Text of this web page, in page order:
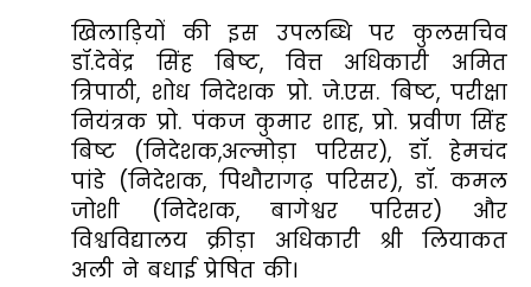
खिलाड़ियों की इस उपलब्धि पर कुलसचिव
डॉ.देवेंद्र सिंह बिष्ट, वित्त अधिकारी अमित
त्रिपाठी, शोध निदेशक प्रो. जे.एस. बिष्ट, परीक्षा
नियंत्रक प्रो. पंकज कुमार शाह, प्रो. प्रवीण सिंह
बिष्ट (निदेशक,अल्मोड़ा परिसर), डॉ. हेमचंद
पांडे (निदेशक, पिथौरागढ़ परिसर), डॉ. कमल
जोशी (निदेशक, बागेश्वर परिसर) और
विश्वविद्यालय क्रीड़ा अधिकारी श्री लियाकत
अली ने बधाई प्रेषित की।